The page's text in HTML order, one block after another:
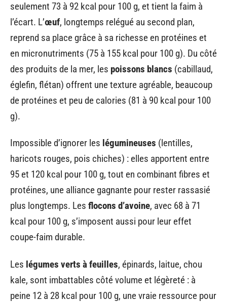
seulement 73 à 92 kcal pour 100 g, et tient la faim à
l’écart. L’œuf, longtemps relégué au second plan,
reprend sa place grâce à sa richesse en protéines et
en micronutriments (75 à 155 kcal pour 100 g). Du côté
des produits de la mer, les poissons blancs (cabillaud,
églefin, flétan) offrent une texture agréable, beaucoup
de protéines et peu de calories (81 à 90 kcal pour 100
g).
Impossible d’ignorer les légumineuses (lentilles,
haricots rouges, pois chiches) : elles apportent entre
95 et 120 kcal pour 100 g, tout en combinant fibres et
protéines, une alliance gagnante pour rester rassasié
plus longtemps. Les flocons d’avoine, avec 68 à 71
kcal pour 100 g, s’imposent aussi pour leur effet
coupe-faim durable.
Les légumes verts à feuilles, épinards, laitue, chou
kale, sont imbattables côté volume et légèreté : à
peine 12 à 28 kcal pour 100 g, une vraie ressource pour